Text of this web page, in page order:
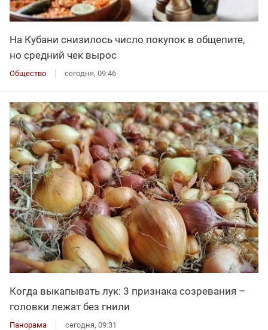
На Кубани снизилось число покупок в общепите,
но средний чек вырос
Общество сегодня, 09:46
Когда выкапывать лук: 3 признака созревания –
головки лежат без гнили
Панорама сегодня, 09:31